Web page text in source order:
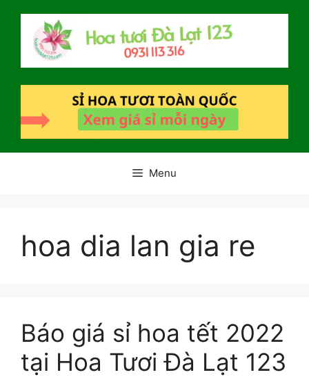
Menu
hoa dia lan gia re
Báo giá sỉ hoa tết 2022
tại Hoa Tươi Đà Lạt 123